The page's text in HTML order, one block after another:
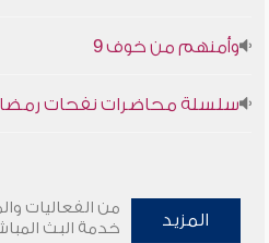
وأمنهم من خوف 9
سلسلة محاضرات نفحات رمضانية
المزيد
من الفعاليات
خدمة البث